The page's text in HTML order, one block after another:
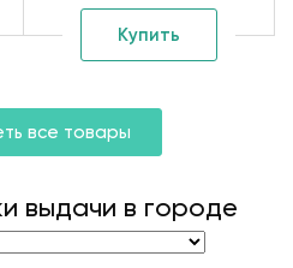
Купить
все товары
выдачи в городе